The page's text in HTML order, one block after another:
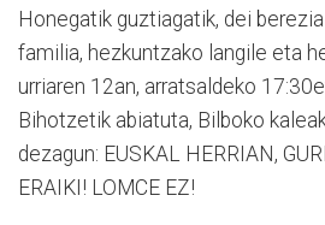
Honegatik guztiagatik, dei
familia, hezkuntzako langile eta
urriaren 12an, arratsaldeko
Bihotzetik abiatuta, Bilboko
dezagun: EUSKAL HERRIAN,
ERAIKI! LOMCE EZ!